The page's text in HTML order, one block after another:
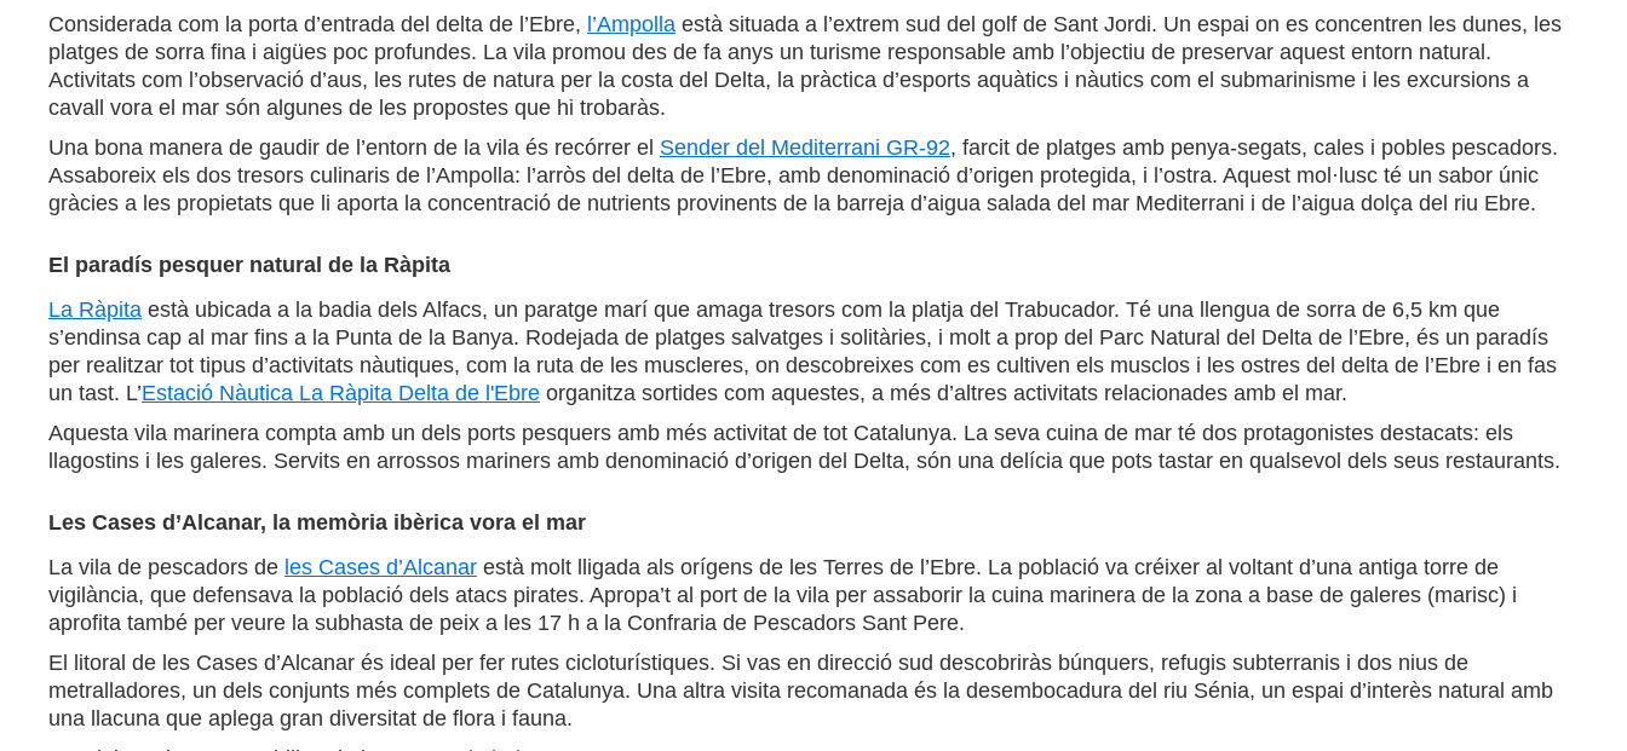
Considerada com la porta d’entrada del delta de l’Ebre, l’Ampolla està situada a l’extrem sud del golf de Sant Jordi. Un espai on es concentren les dunes, les
platges de sorra fina i aigües poc profundes. La vila promou des de fa anys un turisme responsable amb l’objectiu de preservar aquest entorn natural.
Activitats com l’observació d’aus, les rutes de natura per la costa del Delta, la pràctica d’esports aquàtics i nàutics com el submarinisme i les excursions a
cavall vora el mar són algunes de les propostes que hi trobaràs.
Una bona manera de gaudir de l’entorn de la vila és recórrer el Sender del Mediterrani GR-92, farcit de platges amb penya-segats, cales i pobles pescadors.
Assaboreix els dos tresors culinaris de l’Ampolla: l’arròs del delta de l’Ebre, amb denominació d’origen protegida, i l’ostra. Aquest mol·lusc té un sabor únic
gràcies a les propietats que li aporta la concentració de nutrients provinents de la barreja d’aigua salada del mar Mediterrani i de l’aigua dolça del riu Ebre.
El paradís pesquer natural de la Ràpita
La Ràpita està ubicada a la badia dels Alfacs, un paratge marí que amaga tresors com la platja del Trabucador. Té una llengua de sorra de 6,5 km que
s’endinsa cap al mar fins a la Punta de la Banya. Rodejada de platges salvatges i solitàries, i molt a prop del Parc Natural del Delta de l’Ebre, és un paradís
per realitzar tot tipus d’activitats nàutiques, com la ruta de les muscleres, on descobreixes com es cultiven els musclos i les ostres del delta de l’Ebre i en fas
un tast. L’Estació Nàutica La Ràpita Delta de l'Ebre organitza sortides com aquestes, a més d’altres activitats relacionades amb el mar.
Aquesta vila marinera compta amb un dels ports pesquers amb més activitat de tot Catalunya. La seva cuina de mar té dos protagonistes destacats: els
llagostins i les galeres. Servits en arrossos mariners amb denominació d’origen del Delta, són una delícia que pots tastar en qualsevol dels seus restaurants.
Les Cases d’Alcanar, la memòria ibèrica vora el mar
La vila de pescadors de les Cases d’Alcanar està molt lligada als orígens de les Terres de l’Ebre. La població va créixer al voltant d’una antiga torre de
vigilància, que defensava la població dels atacs pirates. Apropa’t al port de la vila per assaborir la cuina marinera de la zona a base de galeres (marisc) i
aprofita també per veure la subhasta de peix a les 17 h a la Confraria de Pescadors Sant Pere.
El litoral de les Cases d’Alcanar és ideal per fer rutes cicloturístiques. Si vas en direcció sud descobriràs búnquers, refugis subterranis i dos nius de
metralladores, un dels conjunts més complets de Catalunya. Una altra visita recomanada és la desembocadura del riu Sénia, un espai d’interès natural amb
una llacuna que aplega gran diversitat de flora i fauna.